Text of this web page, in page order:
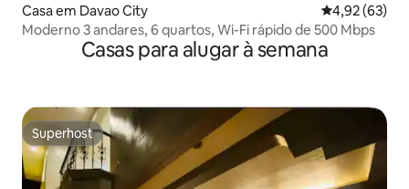
Casa em Davao City Classificação
4,92 (63)
Moderno 3 andares, 6 quartos, Wi-Fi rápido de 500 Mbps
Casas para alugar à semana
Superhost
Superhost